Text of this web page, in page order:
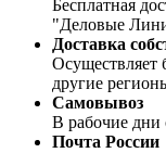
Бесплатная
"Деловые
Доставка
Осуществляет
другие
Самовывоз
В рабочие дни
Почта России